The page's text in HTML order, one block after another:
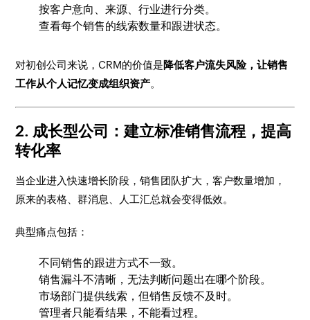
按客户意向、来源、行业进行分类。
查看每个销售的线索数量和跟进状态。
对初创公司来说，CRM的价值是降低客户流失风险，让销售
工作从个人记忆变成组织资产。
2. 成长型公司：建立标准销售流程，提高
转化率
当企业进入快速增长阶段，销售团队扩大，客户数量增加，
原来的表格、群消息、人工汇总就会变得低效。
典型痛点包括：
不同销售的跟进方式不一致。
销售漏斗不清晰，无法判断问题出在哪个阶段。
市场部门提供线索，但销售反馈不及时。
管理者只能看结果，不能看过程。